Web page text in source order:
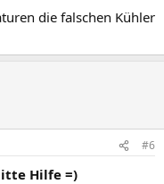
die falschen Kühler
#6
Hilfe =)